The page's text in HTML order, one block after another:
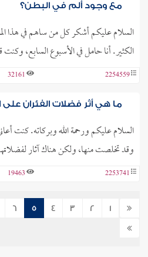
مع وجود ألم في البطن؟
السلام عليكم أشكر كل من ساهم في هذا
الكثير. أنا حامل في الأسبوع السابع،
2254559
32161
ما هي أثر فضلات الفئران على
السلام عليكم ورحمة الله وبركاته. كنت
وقد تخلصت منها، ولكن هناك آثار
2253741
19463
1
2
3
4
5
6